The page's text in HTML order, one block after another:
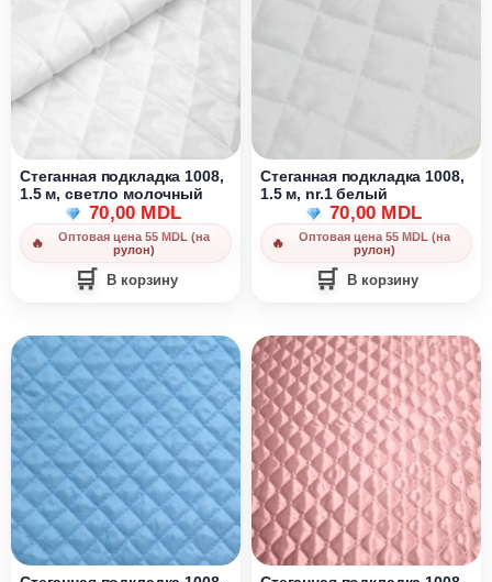
Стеганная подкладка 1008,
1.5 м, cветло молочный
70,00 MDL
Оптовая цена 55 MDL (на
рулон)
В корзину
Стеганная подкладка 1008,
1.5 м, nr.1 белый
70,00 MDL
Оптовая цена 55 MDL (на
рулон)
В корзину